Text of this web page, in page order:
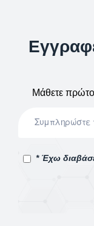
Μάθετε
* Έχω